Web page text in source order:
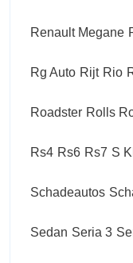
Renault Megane
Rg Auto Rijt Rio
Roadster Rolls
Rs4 Rs6 Rs7 S
Schadeautos
Sedan Seria 3